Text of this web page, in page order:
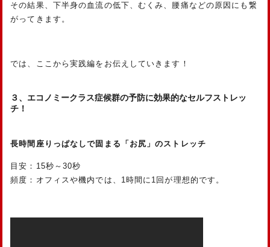
その結果、下半身の血流の低下、むくみ、腰痛などの原因にも繋
がってきます。
では、ここから実践編をお伝えしていきます！
３、エコノミークラス症候群の予防に効果的なセルフストレッ
チ！
長時間座りっぱなしで固まる「お尻」のストレッチ
目安：15秒～30秒
頻度：オフィスや機内では、1時間に1回が理想的です。